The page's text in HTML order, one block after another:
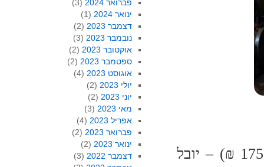
(175 ₪) – יובל
פברואר 2024
(3)
ינואר 2024
(1)
דצמבר 2023
(2)
נובמבר 2023
(3)
אוקטובר 2023
(2)
ספטמבר 2023
(2)
אוגוסט 2023
(4)
יולי 2023
(2)
יוני 2023
(2)
מאי 2023
(3)
אפריל 2023
(4)
פברואר 2023
(2)
ינואר 2023
(2)
דצמבר 2022
(3)